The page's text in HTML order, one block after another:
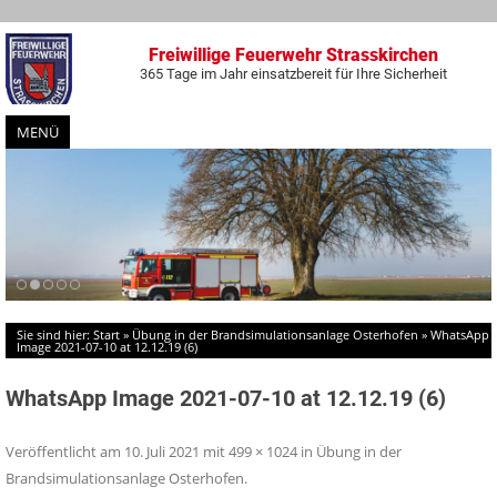
Freiwillige Feuerwehr Strasskirchen
365 Tage im Jahr einsatzbereit für Ihre Sicherheit
MENÜ
Zum
Inhalt
springen
Sie sind hier: Start » Übung in der Brandsimulationsanlage Osterhofen » WhatsApp
Image 2021-07-10 at 12.12.19 (6)
WhatsApp Image 2021-07-10 at 12.12.19 (6)
Veröffentlicht am 10. Juli 2021 mit499 × 1024 in Übung in der
Brandsimulationsanlage Osterhofen.